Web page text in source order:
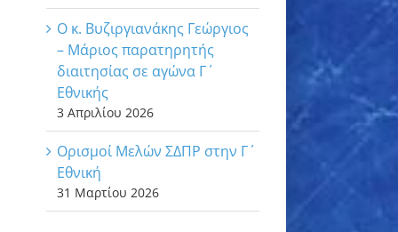
Ο κ. Βυζιργιανάκης Γεώργιος
– Μάριος παρατηρητής
διαιτησίας σε αγώνα Γ΄
Εθνικής
3 Απριλίου 2026
Ορισμοί Μελών ΣΔΠΡ στην Γ΄
Εθνική
31 Μαρτίου 2026